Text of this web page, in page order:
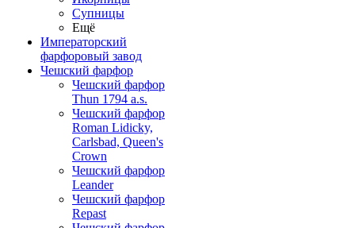
Супницы
Ещё
Императорский
фарфоровый завод
Чешский фарфор
Чешский фарфор
Thun 1794 a.s.
Чешский фарфор
Roman Lidicky,
Carlsbad, Queen's
Crown
Чешский фарфор
Leander
Чешский фарфор
Repast